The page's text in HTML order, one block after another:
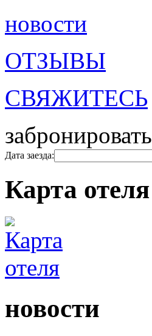
новости
ОТЗЫВЫ
СВЯЖИТЕСЬ
забронировать
Дата заезда:
Карта отеля
новости